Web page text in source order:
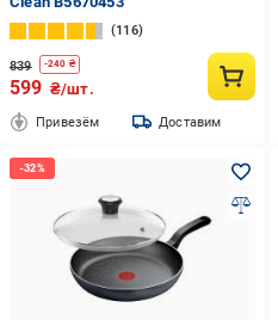
116
839 -240 ₴
599 ₴/шт.
Привезём Доставим